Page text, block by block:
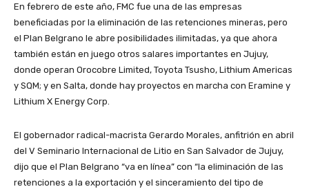
En febrero de este año, FMC fue una de las empresas
beneficiadas por la eliminación de las retenciones mineras, pero
el Plan Belgrano le abre posibilidades ilimitadas, ya que ahora
también están en juego otros salares importantes en Jujuy,
donde operan Orocobre Limited, Toyota Tsusho, Lithium Americas
y SQM; y en Salta, donde hay proyectos en marcha con Eramine y
Lithium X Energy Corp.
El gobernador radical-macrista Gerardo Morales, anfitrión en abril
del V Seminario Internacional de Litio en San Salvador de Jujuy,
dijo que el Plan Belgrano “va en línea” con “la eliminación de las
retenciones a la exportación y el sinceramiento del tipo de